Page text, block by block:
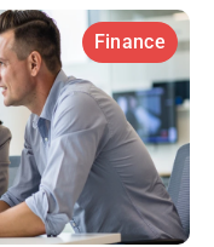
Finance